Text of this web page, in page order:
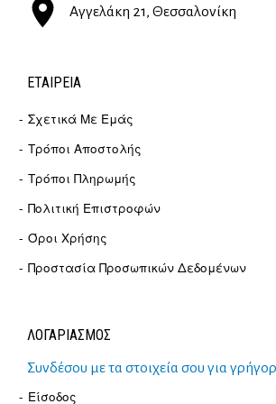
Αγγελάκη 21, Θεσσαλονίκη
ΕΤΑΙΡΕΊΑ
Σχετικά Με Εμάς
Τρόποι Αποστολής
Τρόποι Πληρωμής
Πολιτική Επιστροφών
Όροι Χρήσης
Προστασία Προσωπικών Δεδομένων
ΛΟΓΑΡΙΑΣΜΟΣ
Συνδέσου με τα στοιχεία σου για
Είσοδος